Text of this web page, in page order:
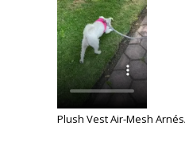
Plush Vest Air-Mesh